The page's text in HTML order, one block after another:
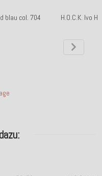
blau col. 704 H.O.C.K. Ivo